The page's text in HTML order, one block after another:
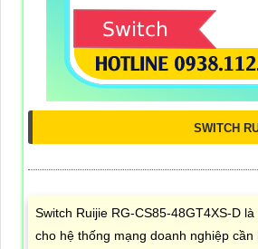
SWITCH
Switch Ruijie RG-CS85-48GT4XS-D
cho hệ thống mạng doanh nghiệp